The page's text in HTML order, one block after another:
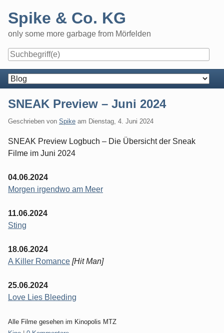
content
Spike & Co. KG
only some more garbage from Mörfelden
Navigation
SNEAK Preview – Juni 2024
Geschrieben von Spike am Dienstag, 4. Juni 2024
SNEAK Preview Logbuch – Die Übersicht der Sneak
Filme im Juni 2024
04.06.2024
Morgen irgendwo am Meer
11.06.2024
Sting
18.06.2024
A Killer Romance [Hit Man]
25.06.2024
Love Lies Bleeding
Alle Filme gesehen im Kinopolis MTZ